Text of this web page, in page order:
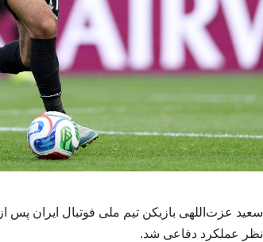
نظر عملکرد دفاعی شد.